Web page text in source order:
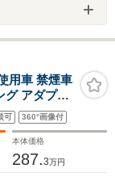
用車 禁煙車
グ アダプテ
トモニター
トキー 純正
可 360°画像付
本体価格
287.3万円